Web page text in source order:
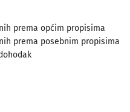
prema općim propisima
prema posebnim propisima